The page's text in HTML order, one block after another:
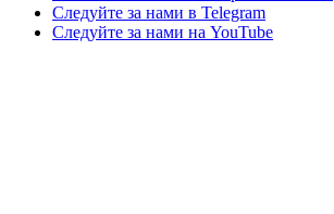
Следуйте за нами в Telegram
Следуйте за нами на YouTube